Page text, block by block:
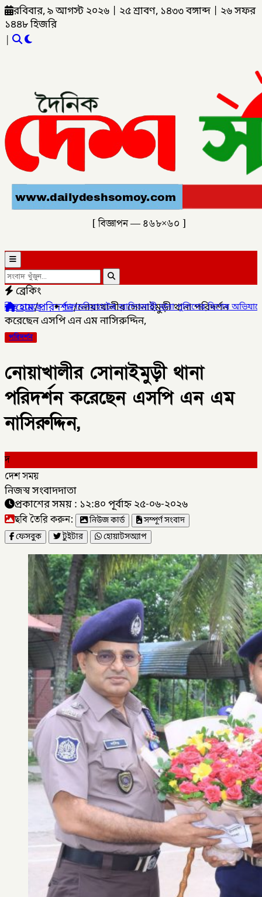
রবিবার, ৯ আগস্ট ২০২৬ ২৫ শ্রাবণ, ১৪৩৩ বঙ্গাব্দ
২৬ সফর
১৪৪৮ হিজরি
|
[ বিজ্ঞাপন — ৪৬৮×৬০ ]
ব্রেকিং
আদিতমারী থানা পুলিশের বিশেষ অভিযানে , মাদক সম্রাট
হোম/পরিদর্শন/নোয়াখালীর সোনাইমুড়ী থানা পরিদর্শন
করেছেন এসপি এন এম নাসিরুদ্দিন,
পরিদর্শন
নোয়াখালীর সোনাইমুড়ী থানা
পরিদর্শন করেছেন এসপি এন এম
নাসিরুদ্দিন,
দ
দেশ সময়
নিজস্ব সংবাদদাতা
প্রকাশের সময় : ১২:৪০ পূর্বাহ্ন ২৫-০৬-২০২৬
ছবি তৈরি করুন: নিউজ কার্ড
সম্পূর্ণ সংবাদ
ফেসবুক
টুইটার হোয়াটসঅ্যাপ